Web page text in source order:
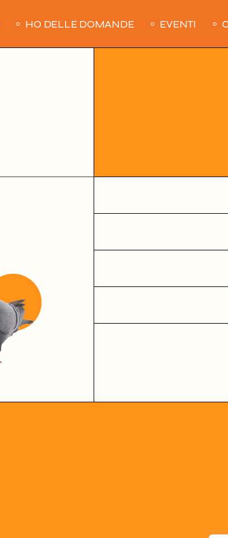
HO DELLE DOMANDE EVENTI